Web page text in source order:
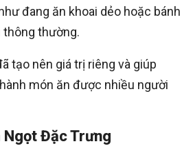
đang ăn khoai dẻo hoặc bánh
thông thường.
tạo nên giá trị riêng và giúp
món ăn được nhiều người
Ngọt Đặc Trưng